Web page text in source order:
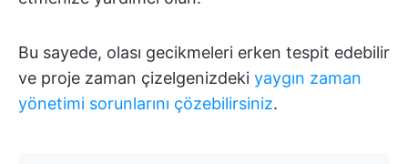
Bu sayede, olası gecikmeleri erken tespit edebilir
ve proje zaman çizelgenizdeki yaygın zaman
yönetimi sorunlarını çözebilirsiniz.